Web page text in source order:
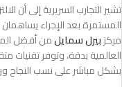
تشير التجارب السريرية إلى أن
المستمرة بعد الإجراء
مركزبيرل سمايلمن أفضل
العالمية بدقة، وتوفر تقنيات
بشكل مباشر على نسب النجاح